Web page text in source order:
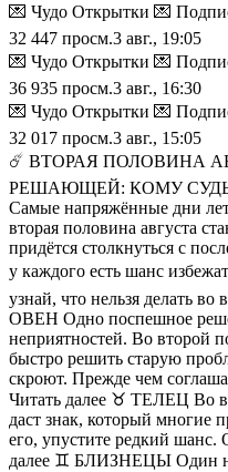
💌 Чудо Открытки 💌
32 447 просм.3 авг., 19:05
💌 Чудо Открытки 💌
36 935 просм.3 авг., 16:30
💌 Чудо Открытки 💌
32 017 просм.3 авг., 15:05
☄️ ВТОРАЯ ПОЛОВИНА
РЕШАЮЩЕЙ: КОМУ
Самые напряжённые дни
вторая половина августа
придётся столкнуться с
у каждого есть шанс
узнай, что нельзя делать во
ОВЕН Одно поспешное
неприятностей. Во второй
быстро решить старую
скроют. Прежде чем
Читать далее ♉️ ТЕЛЕЦ Во
даст знак, который многие
его, упустите редкий шанс.
далее ♊️ БЛИЗНЕЦЫ Один